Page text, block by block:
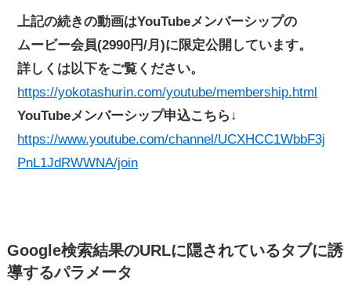
上記の続きの動画はYouTubeメンバーシップの
ムービー会員(2990円/月)に限定公開しています。
詳しくは以下をご覧ください。
https://yokotashurin.com/youtube/membership.html
YouTubeメンバーシップ申込こちら↓
https://www.youtube.com/channel/UCXHCC1WbbF3j
PnL1JdRWWNA/join
Google検索結果のURLに隠されているタブに誘
導するパラメータ